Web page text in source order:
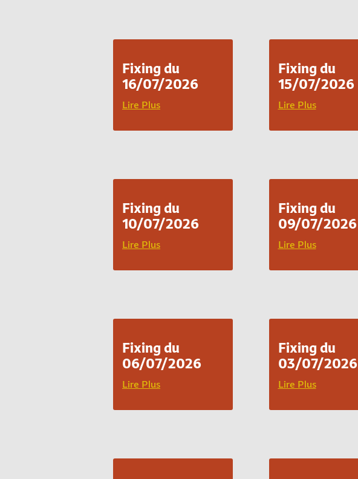
Fixing du
16/07/2026
Lire Plus
Fixing du
15/07/2026
Lire Plus
Fixing du
10/07/2026
Lire Plus
Fixing du
09/07/2026
Lire Plus
Fixing du
06/07/2026
Lire Plus
Fixing du
03/07/2026
Lire Plus